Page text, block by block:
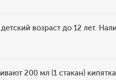
возраст до 12 лет.
200 мл (1 стакан)